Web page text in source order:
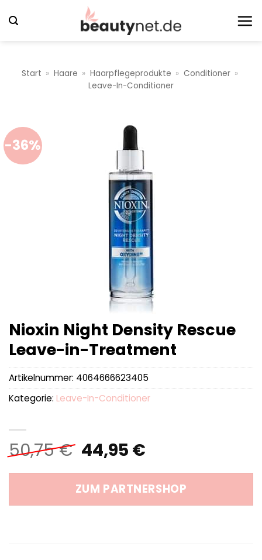
Inhalt
Start » Haare » Haarpflegeprodukte » Conditioner »
Leave-In-Conditioner
-36%
Nioxin Night Density Rescue
Leave-in-Treatment
50,75€ Ursprünglicher
Preis
war:
50,75 €
44,95 €Aktueller
ist:
44,95 €.
ZUM PARTNERSHOP
Artikelnummer: 4064666623405
Kategorie: Leave-In-Conditioner